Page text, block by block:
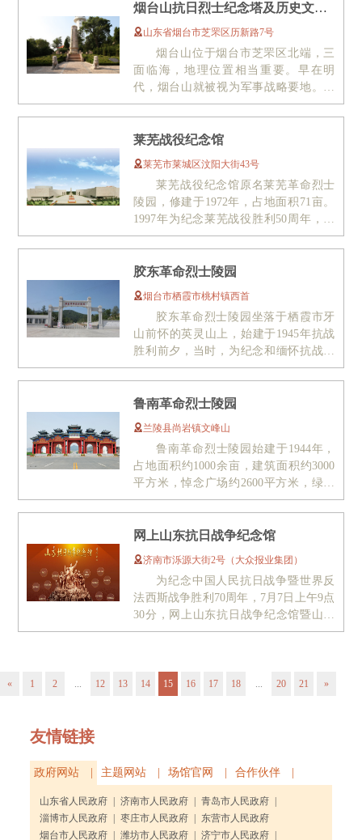
烟台山抗日烈士纪念塔及历史文物遗址
山东省烟台市芝罘区历新路7号
烟台山位于烟台市芝罘区北端，三
面临海，地理位置相当重要。早在明
代，烟台山就被视为军事战略要地。明
洪武三十一年(1398年)，为防倭寇侵扰...
莱芜战役纪念馆
莱芜市莱城区汶阳大街43号
莱芜战役纪念馆原名莱芜革命烈士
陵园，修建于1972年，占地面积71亩。
1997年为纪念莱芜战役胜利50周年，莱
芜市委市政府投资1800万元，修...
胶东革命烈士陵园
烟台市栖霞市桃村镇西首
胶东革命烈士陵园坐落于栖霞市牙
山前怀的英灵山上，始建于1945年抗战
胜利前夕，当时，为纪念和缅怀抗战中
牺牲在胶东的革命先烈，在胶东区党...
鲁南革命烈士陵园
兰陵县尚岩镇文峰山
鲁南革命烈士陵园始建于1944年，
占地面积约1000余亩，建筑面积约3000
平方米，悼念广场约2600平方米，绿化
面积约66万平方米，陵园内建有纪念...
网上山东抗日战争纪念馆
济南市泺源大街2号（大众报业集团）
为纪念中国人民抗日战争暨世界反
法西斯战争胜利70周年，7月7日上午9点
30分，网上山东抗日战争纪念馆暨山东
抗日战争主题展将在山东博物馆举...
« 1 2 ... 12 13 14 15 16 17 18 ... 20 21 »
友情链接
政府网站 | 主题网站 | 场馆官网 | 合作伙伴 |
山东省人民政府 济南市人民政府 青岛市人民政府
淄博市人民政府
枣庄市人民政府
东营市人民政府
烟台市人民政府
潍坊市人民政府 济宁市人民政府